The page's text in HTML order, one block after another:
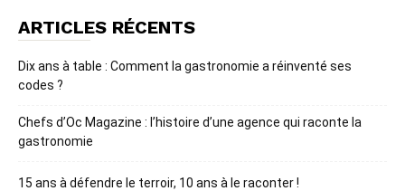
ARTICLES RÉCENTS
Dix ans à table : Comment la gastronomie a réinventé ses
codes ?
Chefs d’Oc Magazine : l’histoire d’une agence qui raconte la
gastronomie
15 ans à défendre le terroir, 10 ans à le raconter !